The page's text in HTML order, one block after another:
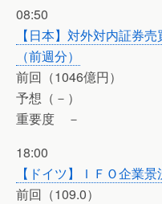
08:50
【日本】対外対内証券
（前週分）
前回（1046億円）
予想（－）
重要度 －
18:00
【ドイツ】ＩＦＯ企業景
前回（109.0）